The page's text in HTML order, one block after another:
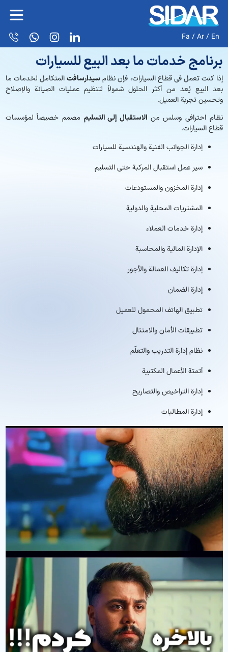
Fa /Ar/ En
برنامج خدمات ما بعد البيع للسيارات
إذا كنت تعمل في قطاع السيارات، فإن نظامسیدارسافتالمتكامل لخدمات ما
بعد البيع يُعد من أكثر الحلول شمولاً لتنظيم عمليات الصيانة والإصلاح
وتحسين تجربة العميل.
نظام احترافي وسلس منالاستقبال إلى التسليم مصمم خصيصاً لمؤسسات
قطاع السيارات.
إدارة الجوانب الفنية والهندسية للسيارات
سير عمل استقبال المركبة حتى التسليم
إدارة المخزون والمستودعات
المشتريات المحلية والدولية
إدارة خدمات العملاء
الإدارة المالية والمحاسبة
إدارة تكاليف العمالة والأجور
إدارة الضمان
تطبيق الهاتف المحمول للعميل
تطبيقات الأمان والامتثال
نظام إدارة التدريب والتعلّم
أتمتة الأعمال المكتبية
إدارة التراخيص والتصاريح
إدارة المطالبات